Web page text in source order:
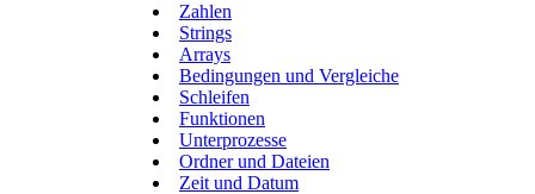
Zahlen
Strings
Arrays
Bedingungen und Vergleiche
Schleifen
Funktionen
Unterprozesse
Ordner und Dateien
Zeit und Datum